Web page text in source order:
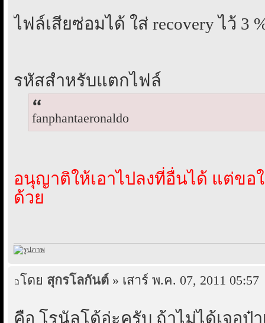
ไฟล์เสียซ่อมได้ ใส่ recovery ไว้ 3
รหัสสำหรับแตกไฟล์
fanphantaeronaldo
อนุญาติให้เอาไปลงที่อื่นได้ แต่ขอ
ด้วย
โดย สุกรโลกันต์ » เสาร์ พ.ค. 07, 2011 05:57
คือ โรนัลโด้อ่ะครับ ถ้าไม่ได้เจอป๋